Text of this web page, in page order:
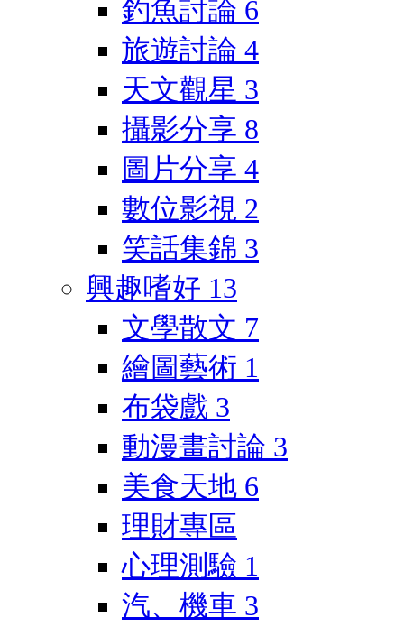
釣魚討論 6
旅遊討論 4
天文觀星 3
攝影分享 8
圖片分享 4
數位影視 2
笑話集錦 3
興趣嗜好 13
文學散文 7
繪圖藝術 1
布袋戲 3
動漫畫討論 3
美食天地 6
理財專區
心理測驗 1
汽、機車 3